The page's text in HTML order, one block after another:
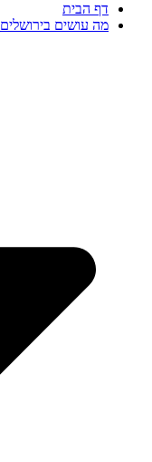
דף הבית
מה עושים בירושלים